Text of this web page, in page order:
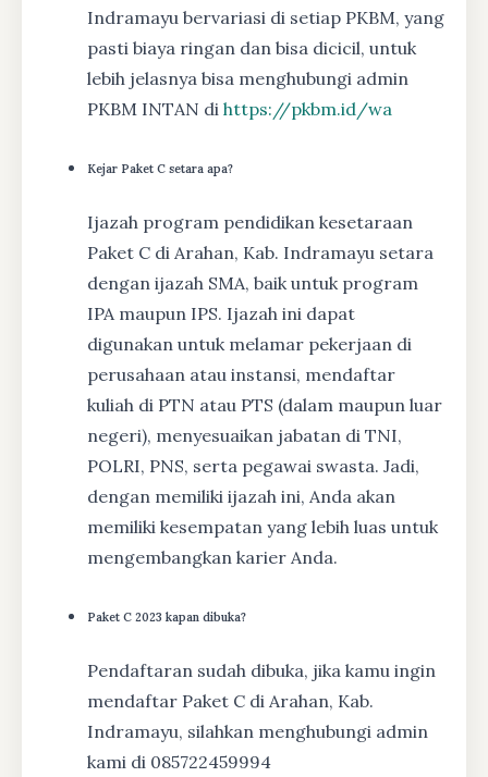
Indramayu bervariasi di setiap PKBM, yang
pasti biaya ringan dan bisa dicicil, untuk
lebih jelasnya bisa menghubungi admin
PKBM INTAN di https://pkbm.id/wa
Kejar Paket C setara apa?
Ijazah program pendidikan kesetaraan
Paket C di Arahan, Kab. Indramayu setara
dengan ijazah SMA, baik untuk program
IPA maupun IPS. Ijazah ini dapat
digunakan untuk melamar pekerjaan di
perusahaan atau instansi, mendaftar
kuliah di PTN atau PTS (dalam maupun luar
negeri), menyesuaikan jabatan di TNI,
POLRI, PNS, serta pegawai swasta. Jadi,
dengan memiliki ijazah ini, Anda akan
memiliki kesempatan yang lebih luas untuk
mengembangkan karier Anda.
Paket C 2023 kapan dibuka?
Pendaftaran sudah dibuka, jika kamu ingin
mendaftar Paket C di Arahan, Kab.
Indramayu, silahkan menghubungi admin
kami di 085722459994